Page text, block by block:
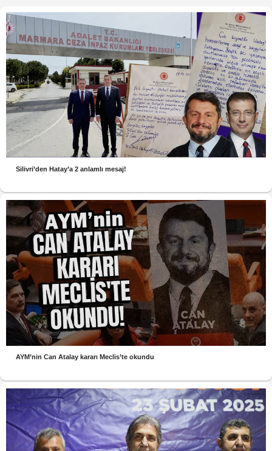
Silivri’den Hatay’a 2 anlamlı mesaj!
AYM’nin Can Atalay kararı Meclis’te okundu